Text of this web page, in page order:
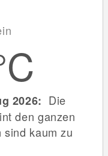
2026: Die
den ganzen
sind kaum zu